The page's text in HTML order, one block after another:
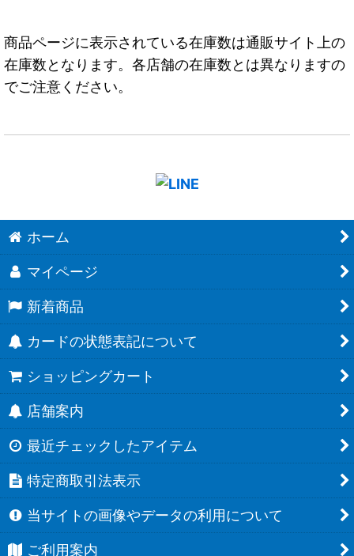
商品ページに表示されている在庫数は通販サイト上の
在庫数となります。各店舗の在庫数とは異なりますの
でご注意ください。
ホーム
マイページ
新着商品
カードの状態表記について
ショッピングカート
店舗案内
最近チェックしたアイテム
特定商取引法表示
当サイトの画像やデータの利用について
ご利用案内